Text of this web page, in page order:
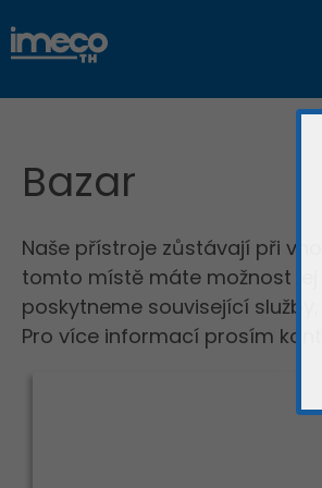
Bazar
Naše přístroje zůstávají při
tomto místě máte možnost
poskytneme související
Pro více informací prosím